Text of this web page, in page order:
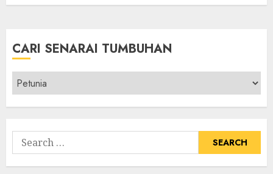
CARI SENARAI TUMBUHAN
Cari
Senarai
Tumbuhan
Search
for: